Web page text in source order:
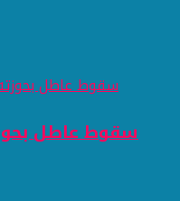
سقوط عاطل